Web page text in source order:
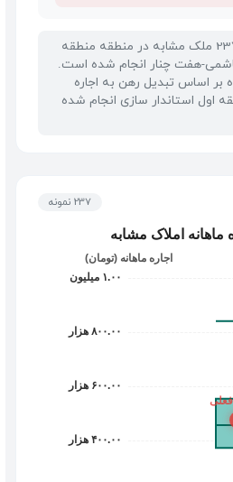
این تحلیل بر اساس 237 ملک مشابه در منطقه منطقه
هفت چنار انجام شده است.
بر اساس تبدیل رهن به اجاره
اول استاندار سازی انجام شده
237 نمونه